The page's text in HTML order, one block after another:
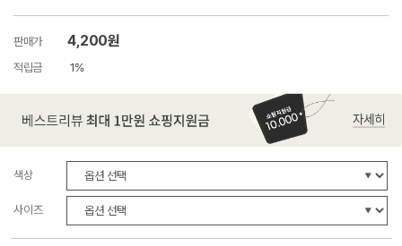
판매가 4,200원
적립금 1%
색상
사이즈